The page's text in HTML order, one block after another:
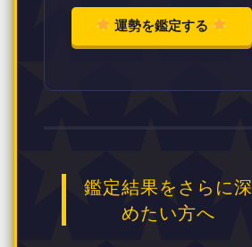
運勢を鑑定する
鑑定結果をさらに深
めたい方へ